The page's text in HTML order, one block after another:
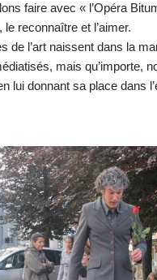
faire avec « l’Opéra
le reconnaître et l’aimer.
de l’art naissent dans la
mais qu’importe,
lui donnant sa place dans